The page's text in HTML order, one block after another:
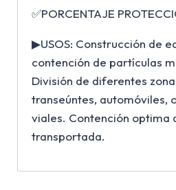
✅PORCENTAJE
▶USOS: Construcción de
contención de partículas
División de diferentes
transeúntes, automóviles,
viales. Contención optima
transportada.